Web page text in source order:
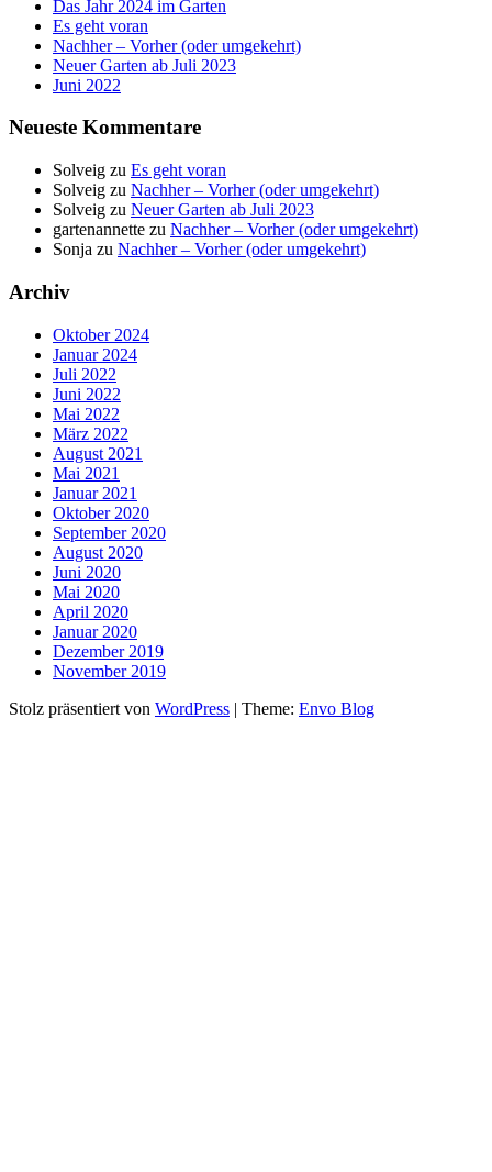
Das Jahr 2024 im Garten
Es geht voran
Nachher – Vorher (oder umgekehrt)
Neuer Garten ab Juli 2023
Juni 2022
Neueste Kommentare
Solveig zu Es geht voran
Solveig zu Nachher – Vorher (oder umgekehrt)
Solveig zu Neuer Garten ab Juli 2023
gartenannette zu Nachher – Vorher (oder umgekehrt)
Sonja zu Nachher – Vorher (oder umgekehrt)
Archiv
Oktober 2024
Januar 2024
Juli 2022
Juni 2022
Mai 2022
März 2022
August 2021
Mai 2021
Januar 2021
Oktober 2020
September 2020
August 2020
Juni 2020
Mai 2020
April 2020
Januar 2020
Dezember 2019
November 2019
Stolz präsentiert von WordPress | Theme: Envo Blog